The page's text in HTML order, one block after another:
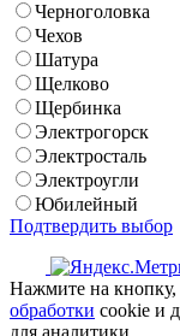
Черноголовка
Чехов
Шатура
Щелково
Щербинка
Электрогорск
Электросталь
Электроугли
Юбилейный
Подтвердить выбор
Нажмите на кнопку,
обработки cookie и
для аналитики.